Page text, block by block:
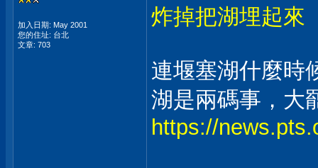
加入日期: May 2001
您的住址: 台北
文章: 703
炸掉把湖埋起來
連堰塞湖什麼時
湖是兩碼事，大
https://